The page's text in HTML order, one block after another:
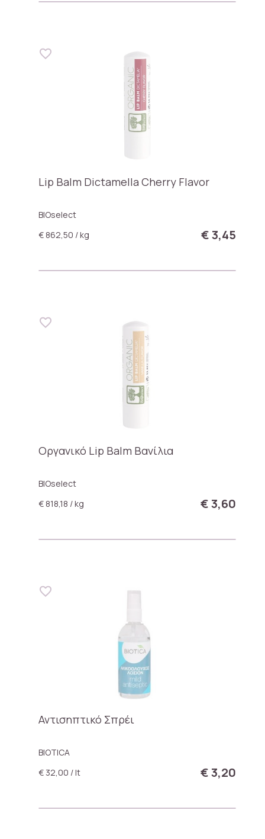
Lip Balm Dictamella Cherry Flavor
BIOselect
€ 862,50 / kg
€ 3,45
Οργανικό Lip Balm Bανίλια
BIOselect
€ 818,18 / kg
€ 3,60
Αντισηπτικό Σπρέι
BIOTICA
€ 32,00 / lt
€ 3,20